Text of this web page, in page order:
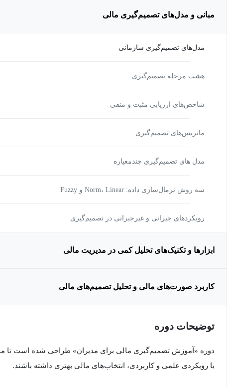
مبانی و مدل‌های تصمیم‌گیری مالی
مدل‌های تصمیم‌گیری سازمانی
هشت مرحله تصمیم‌گیری
شاخص‌های ارزیابی مثبت و منفی
ماتریس‌های تصمیم‌گیری
مدل های تصمیم‌گیری چندمعیاره
سه روش نرمال‌سازی داده: Norm، Linear و Fuzzy
رویکردهای جبرانی و غیرجبرانی در تصمیم‌گیری
ابزارها و تکنیک‌های تحلیل کمی در مدیریت مالی
کاربرد صورت‌های مالی و تحلیل تصمیم‌های مالی
توضیحات دوره
دوره «آموزش تصمیم‌گیری مالی برای مدیران» طراحی شده است تا
با رویکردی علمی و کاربردی، انتخاب‌های مالی بهتری داشته باشند.